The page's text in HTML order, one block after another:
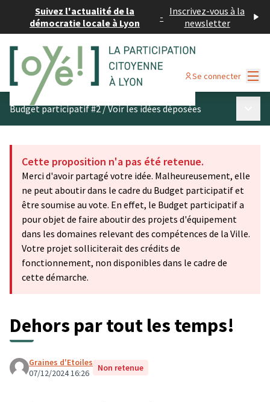
Suivez l'actualité de la
démocratie locale à Lyon
- Inscrivez-vous à la
newsletter
Se connecter
Budget participatif #2/Voir les idées déposées
Cette proposition n'a pas été retenue.
Merci d'avoir partagé votre idée. Malheureusement, elle
ne peut aboutir dans le cadre du Budget participatif et
être soumise au vote. En effet, le Budget participatif a
pour objet de faire aboutir des projets d'équipement
dans les domaines relevant des compétences de la Ville.
Votre projet solliciterait des crédits de
fonctionnement, non disponibles dans le cadre de
cette démarche.
Dehors par tout les temps!
Graines d'Etoiles
07/12/2024 16:26
Non retenue